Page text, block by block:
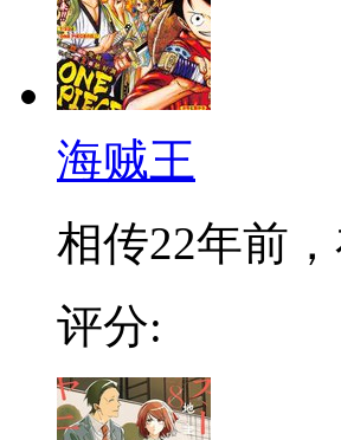
海贼王
相传22年前
评分: